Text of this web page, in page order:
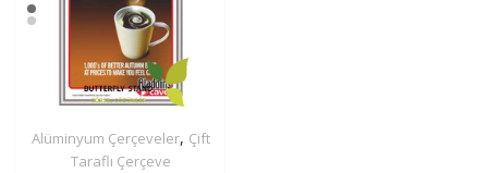
İncele
Alüminyum Çerçeveler, Çift
Taraflı Çerçeve